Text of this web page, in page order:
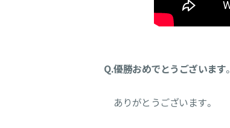
Q.優勝おめでとうございます。
ありがとうございます。